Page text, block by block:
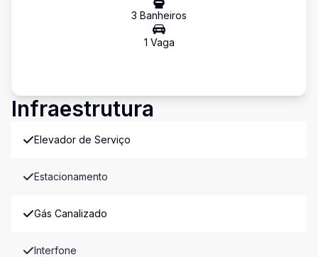
3 Banheiros
1 Vaga
Infraestrutura
Elevador de Serviço
Estacionamento
Gás Canalizado
Interfone